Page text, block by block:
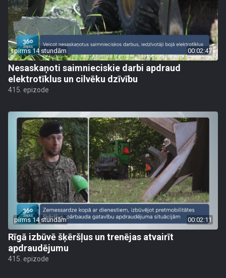
pirms 14 stundām 00:02:47
Nesaskaņoti saimnieciskie darbi apdraud
elektrotīklus un cilvēku dzīvību
415. epizode
pirms 14 stundām 00:02:11
Rīgā izbūvē šķēršļus un trenējas atvairīt
apdraudējumu
415. epizode